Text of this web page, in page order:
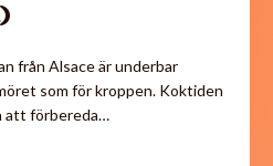
från Alsace är underbar
som för kroppen. Koktiden
att förbereda…